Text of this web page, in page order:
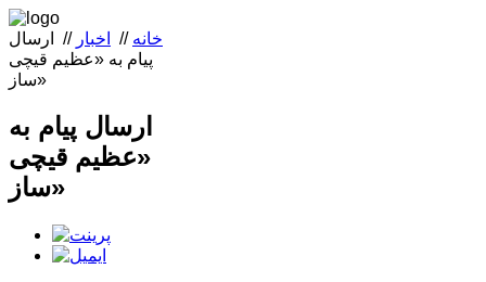
خانه // اخبار //
ارسال
پيام به «عظيم قيچی
ساز»
ارسال پيام به
«عظيم قيچی
ساز»